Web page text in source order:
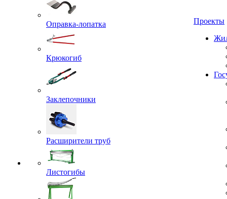
Оправка-лопатка
Крюкогиб
Заклепочники
Расширители труб
Листогибы